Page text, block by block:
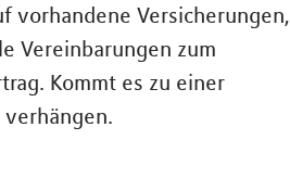
vorhandene Versicherungen,
Vereinbarungen zum
Kommt es zu einer